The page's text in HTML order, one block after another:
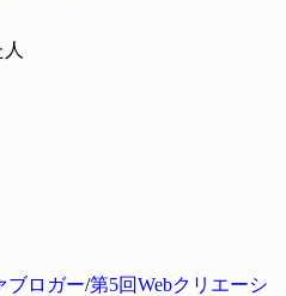
ブロガー/第5回Webクリエーシ